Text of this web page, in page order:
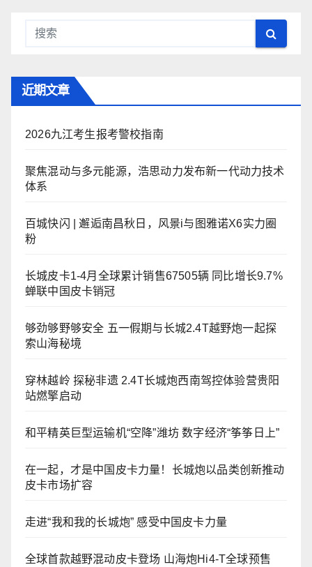
近期文章
2026九江考生报考警校指南
聚焦混动与多元能源，浩思动力发布新一代动力技术
体系
百城快闪 | 邂逅南昌秋日，风景i与图雅诺X6实力圈
粉
长城皮卡1-4月全球累计销售67505辆 同比增长9.7%
蝉联中国皮卡销冠
够劲够野够安全 五一假期与长城2.4T越野炮一起探
索山海秘境
穿林越岭 探秘非遗 2.4T长城炮西南驾控体验营贵阳
站燃擎启动
和平精英巨型运输机“空降”潍坊 数字经济“筝筝日上”
在一起，才是中国皮卡力量！长城炮以品类创新推动
皮卡市场扩容
走进“我和我的长城炮” 感受中国皮卡力量
全球首款越野混动皮卡登场 山海炮Hi4-T全球预售